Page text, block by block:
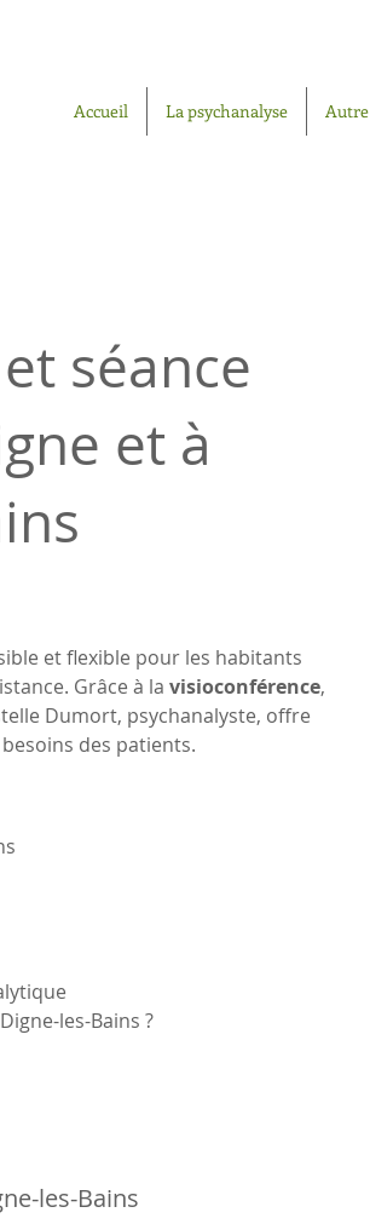
Accueil La psychanalyse Autre
séance
et à
et flexible pour les habitants
Grâce à la visioconférence,
Dumort, psychanalyste, offre
des patients.
les-Bains ?
les-Bains